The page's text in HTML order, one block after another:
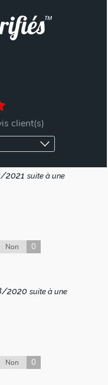
client(s)
2021 suite à une
Non 0
2020 suite à une
Non 0